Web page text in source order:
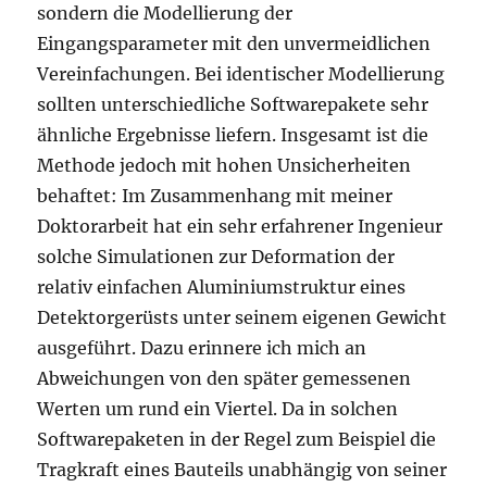
sondern die Modellierung der
Eingangsparameter mit den unvermeidlichen
Vereinfachungen. Bei identischer Modellierung
sollten unterschiedliche Softwarepakete sehr
ähnliche Ergebnisse liefern. Insgesamt ist die
Methode jedoch mit hohen Unsicherheiten
behaftet: Im Zusammenhang mit meiner
Doktorarbeit hat ein sehr erfahrener Ingenieur
solche Simulationen zur Deformation der
relativ einfachen Aluminiumstruktur eines
Detektorgerüsts unter seinem eigenen Gewicht
ausgeführt. Dazu erinnere ich mich an
Abweichungen von den später gemessenen
Werten um rund ein Viertel. Da in solchen
Softwarepaketen in der Regel zum Beispiel die
Tragkraft eines Bauteils unabhängig von seiner